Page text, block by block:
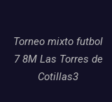
Torneo mixto futbol
7 8M Las Torres de
Cotillas3